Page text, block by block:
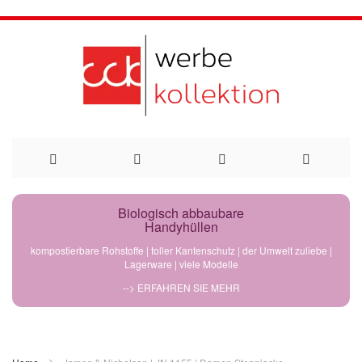
Direkt
Biologisch abbaubare
Handyhüllen
kompostierbare Rohstoffe | toller Kantenschutz | der Umwelt zuliebe |
Lagerware | viele Modelle
--> ERFAHREN SIE MEHR